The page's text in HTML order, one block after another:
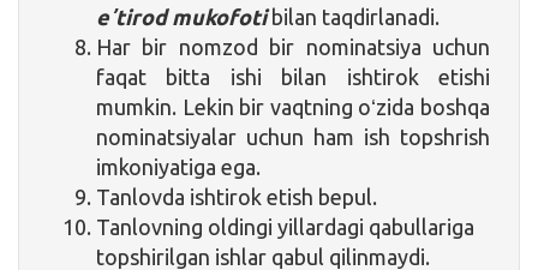
eʼtirod mukofotibilan taqdirlanadi.
Har bir nomzod bir nominatsiya uchun
faqat bitta ishi bilan ishtirok etishi
mumkin. Lekin bir vaqtning oʻzida boshqa
nominatsiyalar uchun ham ish topshrish
imkoniyatiga ega.
Tanlovda ishtirok etish bepul.
Tanlovning oldingi yillardagi qabullariga
topshirilgan ishlar qabul qilinmaydi.